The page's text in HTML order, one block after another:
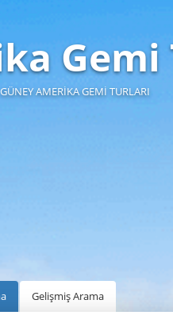
Gemi
GÜNEY AMERIKA GEMI TURLARI
Gelişmiş Arama